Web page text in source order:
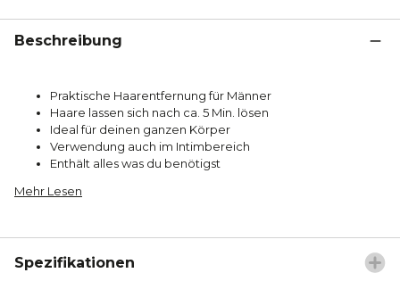
Beschreibung
Praktische Haarentfernung für Männer
Haare lassen sich nach ca. 5 Min. lösen
Ideal für deinen ganzen Körper
Verwendung auch im Intimbereich
Enthält alles was du benötigst
Mehr Lesen
Spezifikationen